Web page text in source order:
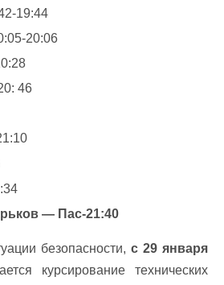
19:44
20:06
46
— Пас-21:40
безопасности, с 29 января
курсирование технических